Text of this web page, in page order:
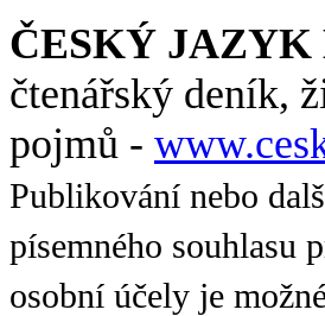
ČESKÝ JAZYK
čtenářský deník,
pojmů -
Publikování nebo
písemného souhlasu
osobní účely je